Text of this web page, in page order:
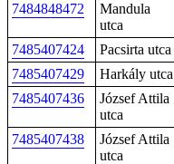
7484848472
Mandula
utca
7485407424 Pacsirta utca
7485407429
Harkály utca
7485407436
József Attila
utca
7485407438
József Attila
utca